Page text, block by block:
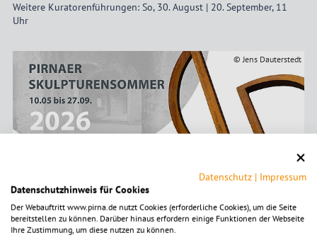
Weitere Kuratorenführungen: So, 30. August | 20. September, 11
Uhr
© Jens Dauterstedt
Datenschutz | Impressum
Datenschutzhinweis für Cookies
Der Webauftritt www.pirna.de nutzt Cookies (erforderliche Cookies), um die Seite
bereitstellen zu können. Darüber hinaus erfordern einige Funktionen der Webseite
Ihre Zustimmung, um diese nutzen zu können.